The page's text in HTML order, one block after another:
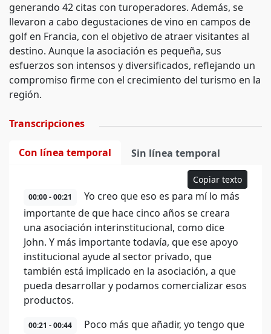
generando 42 citas con turoperadores. Además, se
llevaron a cabo degustaciones de vino en campos de
golf en Francia, con el objetivo de atraer visitantes al
destino. Aunque la asociación es pequeña, sus
esfuerzos son intensos y diversificados, reflejando un
compromiso firme con el crecimiento del turismo en la
región.
Transcripciones
Con línea temporal Sin línea temporal
Copiar texto
00:00 - 00:21
Yo creo que eso es para mí lo más
importante de que hace cinco años se creara
una asociación interinstitucional, como dice
John. Y más importante todavía, que ese apoyo
institucional ayude al sector privado, que
también está implicado en la asociación, a que
pueda desarrollar y podamos comercializar esos
productos.
00:21 - 00:44
Poco más que añadir, yo tengo que